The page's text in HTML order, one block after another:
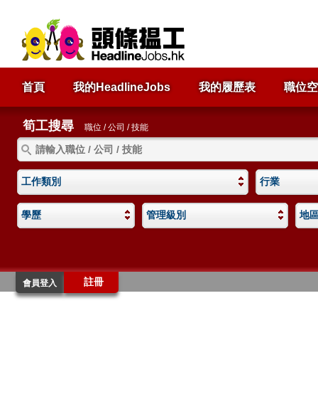
首頁 我的HeadlineJobs 我的履歷表 職位
筍工搜尋 職位 / 公司 / 技能
工作類別 行業
學歷 管理級別 地
會員登入 註冊